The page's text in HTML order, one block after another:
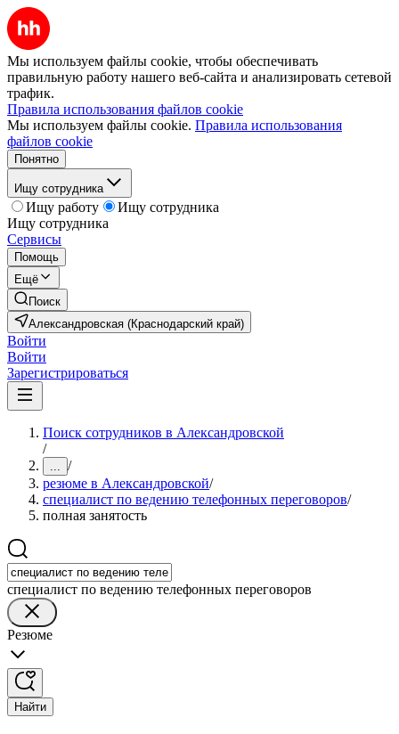
Мы используем файлы cookie, чтобы обеспечивать
правильную работу нашего веб-сайта и анализировать сетевой
трафик.
Правила использования файлов cookie
Мы используем файлы cookie. Правила использования
файлов cookie
Понятно
Ищу сотрудника
Ищу работу
Ищу сотрудника
Ищу сотрудника
Сервисы
Помощь
Ещё
Поиск
Александровская (Краснодарский край)
Войти
Войти
Зарегистрироваться
Поиск сотрудников в Александровской
/
... /
резюме в Александровской/
специалист по ведению телефонных переговоров/
полная занятость
специалист по ведению телефонных переговоров
Резюме
Найти